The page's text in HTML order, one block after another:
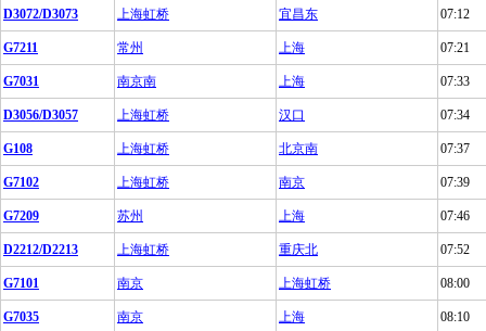
D3072/D3073 上海虹桥 宜昌东 07:12
G7211 常州 上海 07:21
G7031 南京南 上海 07:33
D3056/D3057 上海虹桥 汉口 07:34
G108 上海虹桥 北京南 07:37
G7102 上海虹桥 南京 07:39
G7209 苏州 上海 07:46
D2212/D2213 上海虹桥 重庆北 07:52
G7101 南京 上海虹桥 08:00
G7035 南京 上海 08:10